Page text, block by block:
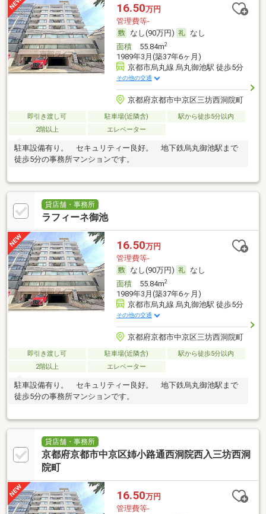
16.50万円
管理費等-
なし(90万円)
なし
面積55.84m2
1989年3月(築37年6ヶ月)
京都市烏丸線 烏丸御池駅 徒歩5分
その他の交通
京都府京都市中京区三坊西洞院町
即引き渡し可 駐車場(近隣含)
駅から徒歩5分以内
2階以上
エレベーター
駐車設備有り。 セキュリティー良好。 地下鉄烏丸御池駅まで
徒歩5分の事務所マンションです。
貸店舗・事務所
ラフィーネ御池
16.50万円
管理費等-
なし(90万円)
なし
面積55.84m2
1989年3月(築37年6ヶ月)
京都市烏丸線 烏丸御池駅 徒歩5分
その他の交通
京都府京都市中京区三坊西洞院町
即引き渡し可 駐車場(近隣含)
駅から徒歩5分以内
2階以上
エレベーター
駐車設備有り。 セキュリティー良好。 地下鉄烏丸御池駅まで
徒歩5分の事務所マンションです。
貸店舗・事務所
京都府京都市中京区姉小路通西洞院西入三坊西洞
院町
16.50万円
管理費等-